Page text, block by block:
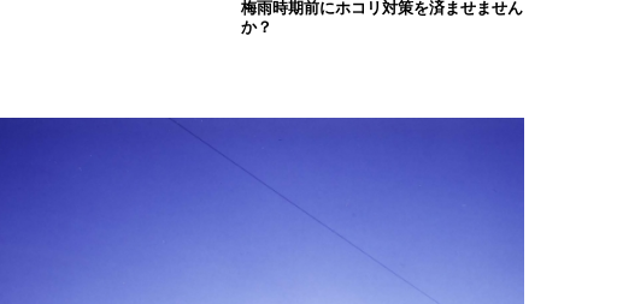
梅雨時期前にホコリ対策を済ませません
か？